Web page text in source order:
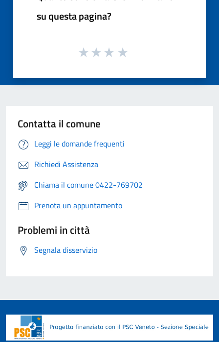
su questa pagina?
Contatta il comune
Leggi le domande frequenti
Richiedi Assistenza
Chiama il comune 0422-769702
Prenota un appuntamento
Problemi in città
Segnala disservizio